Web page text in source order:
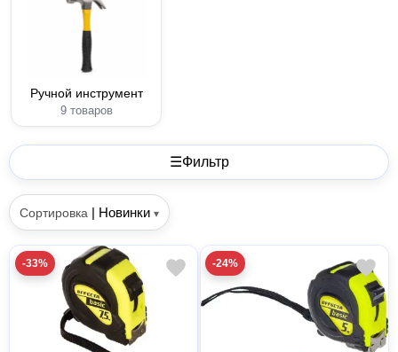
Ручной инструмент
9 товаров
☰Фильтр
Сортировка | Новинки ▾
-33% -24%